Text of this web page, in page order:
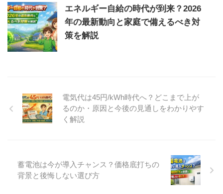
エネルギー自給の時代が到来？2026
年の最新動向と家庭で備えるべき対
策を解説
電気代は45円/kWh時代へ？どこまで上が
るのか・原因と今後の見通しをわかりやす
く解説
蓄電池は今が導入チャンス？価格底打ちの
背景と後悔しない選び方